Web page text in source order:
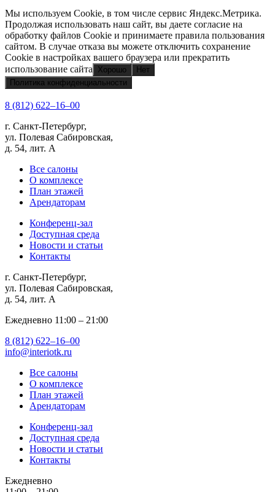
Мы используем Cookie, в том числе сервис Яндекс.Метрика.
Продолжая использовать наш сайт, вы даете согласие на
обработку файлов Cookie и принимаете правила пользования
сайтом. В случае отказа вы можете отключить сохранение
Cookie в настройках вашего браузера или прекратить
использование сайта
Хорошо
Нет
Политика конфиденциальности
8 (812) 622‒16‒00
г. Санкт-Петербург,
ул. Полевая Сабировская,
д. 54, лит. А
Все салоны
О комплексе
План этажей
Арендаторам
Конференц-зал
Доступная среда
Новости и статьи
Контакты
г. Санкт-Петербург,
ул. Полевая Сабировская,
д. 54, лит. А
Ежедневно 11:00 ‒ 21:00
8 (812) 622‒16‒00
info@interiotk.ru
Все салоны
О комплексе
План этажей
Арендаторам
Конференц-зал
Доступная среда
Новости и статьи
Контакты
Ежедневно